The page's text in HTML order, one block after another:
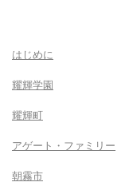
はじめに
耀輝学園
耀輝町
アゲート・ファミリー
朝霧市